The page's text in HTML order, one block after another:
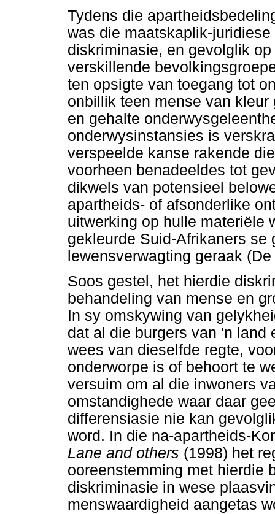
Tydens die
was die maatskaplik-
diskriminasie, en gevolglik
verskillende
ten opsigte van toegang tot
onbillik teen mense van
en gehalte
onderwysinstansies is
verspeelde kanse rakende
voorheen benadeeldes tot
dikwels van potensieel
apartheids- of afsonderlike
uitwerking op hulle materiële
gekleurde Suid-Afrikaners se
lewensverwagting geraak
Soos gestel, het hierdie
behandeling van mense en
In sy omskywing van
dat al die burgers van 'n land
wees van dieselfde regte,
onderworpe is of behoort te
versuim om al die inwoners
omstandighede waar daar
differensiasie nie kan
word. In die na-apartheids-
Lane and others (1998) het
ooreenstemming met hierdie
diskriminasie in wese
menswaardigheid aangetas